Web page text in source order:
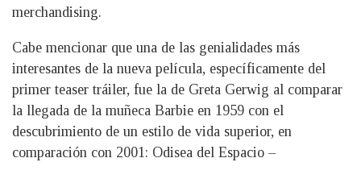
merchandising.
Cabe mencionar que una de las genialidades más
interesantes de la nueva película, específicamente del
primer teaser tráiler, fue la de Greta Gerwig al comparar
la llegada de la muñeca Barbie en 1959 con el
descubrimiento de un estilo de vida superior, en
comparación con 2001: Odisea del Espacio –